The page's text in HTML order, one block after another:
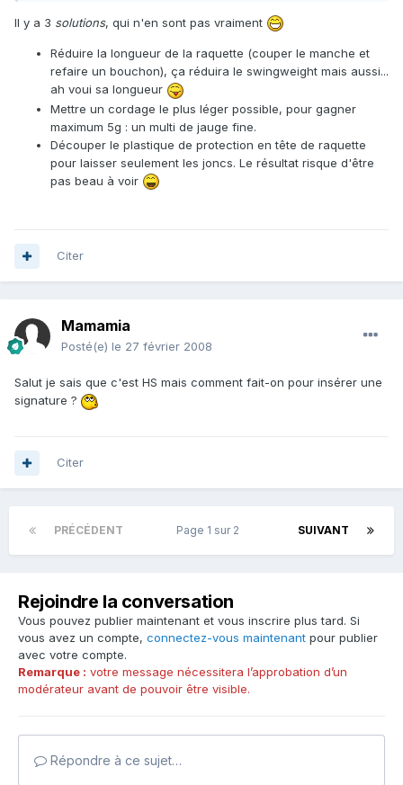
Il y a 3 solutions, qui n'en sont pas vraiment
Réduire la longueur de la raquette (couper le manche et
refaire un bouchon), ça réduira le swingweight mais aussi...
ah voui sa longueur
Mettre un cordage le plus léger possible, pour gagner
maximum 5g : un multi de jauge fine.
Découper le plastique de protection en tête de raquette
pour laisser seulement les joncs. Le résultat risque d'être
pas beau à voir
Citer
Mamamia
Posté(e) le 27 février 2008
Salut je sais que c'est HS mais comment fait-on pour insérer une
signature ?
Citer
PRÉCÉDENT SUIVANT
Page 1 sur 2
Rejoindre la conversation
Vous pouvez publier maintenant et vous inscrire plus tard. Si
vous avez un compte, connectez-vous maintenant pour publier
avec votre compte.
Remarque : votre message nécessitera l’approbation d’un
modérateur avant de pouvoir être visible.
Répondre à ce sujet…